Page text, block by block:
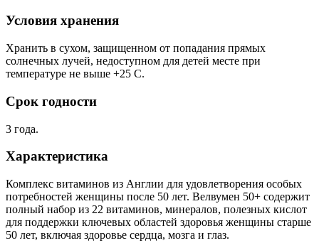
Условия хранения
Хранить в сухом, защищенном от попадания прямых
солнечных лучей, недоступном для детей месте при
температуре не выше +25 С.
Срок годности
3 года.
Характеристика
Комплекс витаминов из Англии для удовлетворения особых
потребностей женщины после 50 лет. Велвумен 50+ содержит
полный набор из 22 витаминов, минералов, полезных кислот
для поддержки ключевых областей здоровья женщины старше
50 лет, включая здоровье сердца, мозга и глаз.